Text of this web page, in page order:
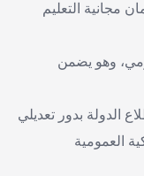
مجانية التعليم
وهو يضمن
الدولة بدور تعديلي
العمومية